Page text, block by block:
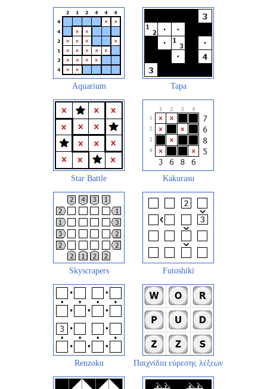
Aquarium Tapa
Star Battle Kakurasu
Skyscrapers Futoshiki
Renzoku Παιχνίδια εύρεσης λέξεων